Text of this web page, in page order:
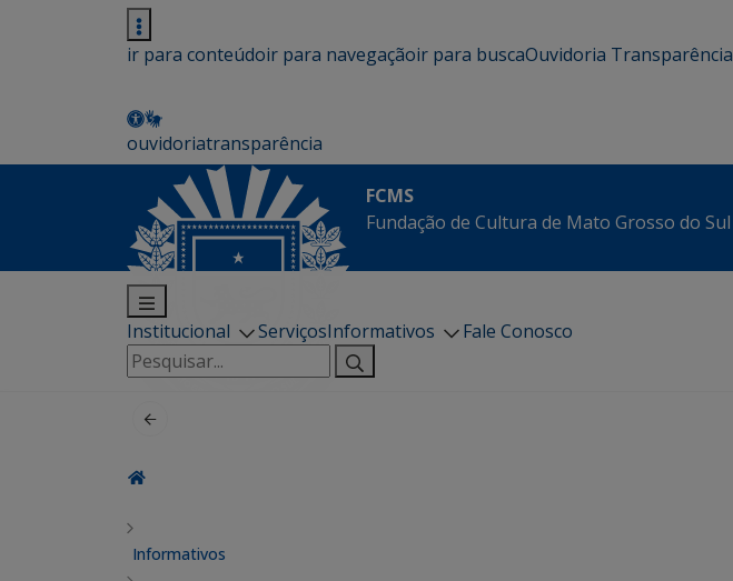
ir para conteúdoir para navegaçãoir para buscaOuvidoria Transparência
ouvidoriatransparência
FCMS
Fundação de Cultura de Mato Grosso do Sul
Institucional ServiçosInformativos
Fale Conosco
Pesquisar
por:
Informativos